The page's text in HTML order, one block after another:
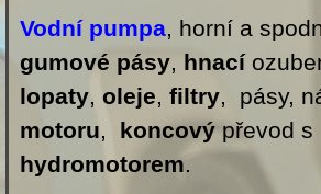
Vodní pumpa, horní a
gumové pásy, hnací
lopaty, oleje, filtry, pásy,
motoru, koncovýpřevod s
hydromotorem.